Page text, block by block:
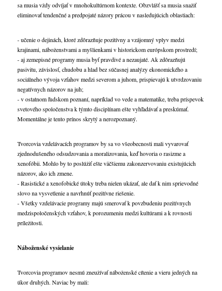
sa musia vždy odvíjať v mnohokultúrnom kontexte. Obzvlášť sa musia snažiť
eliminovať tendenčné a predpojaté názory prácou v nasledujúcich oblastiach:
- učenie o dejinách, ktoré zdôrazňuje pozitívny a vzájomný vplyv medzi
krajinami, náboženstvami a myšlienkami v historickom európskom prostredí;
- aj zemepisné programy musia byť pravdivé a nezaujaté. Ak zdôrazňujú
pasivitu, závislosť, chudobu a hlad bez súčasnej analýzy ekonomického a
sociálneho vývoja vzťahov medzi severom a juhom, prispievajú k utvrdzovaniu
negatívnych názorov na juh;
- v ostatnom ľudskom poznaní, napríklad vo vede a matematike, treba príspevok
svetového spoločenstva k týmto disciplínam ešte vyhľadávať a preskúmať.
Momentálne je tento prínos skrytý a nerozpoznaný.
Tvorcovia vzdelávacích programov by sa vo všeobecnosti mali vyvarovať
zjednodušeného odsudzovania a moralizovania, keď hovoria o rasizme a
xenofóbii. Mohlo by to poslúžiť ešte väčšiemu zakonzervovaniu existujúcich
názorov, ako ich zmene.
- Rasistické a xenofobické útoky treba nielen ukázať, ale dať k nim sprievodné
slovo na vysvetlenie a navrhnúť pozitívne riešenie.
- Všetky vzdelávacie programy majú smerovať k povzbudeniu pozitívnych
medzispoločenských vzťahov, k porozumeniu medzi kultúrami a k rovnosti
príležitosti.
Náboženské vysielanie
Tvorcovia programov nesmú zneužívať náboženské cítenie a vieru jedných na
úkor druhých. Naviac by mali: